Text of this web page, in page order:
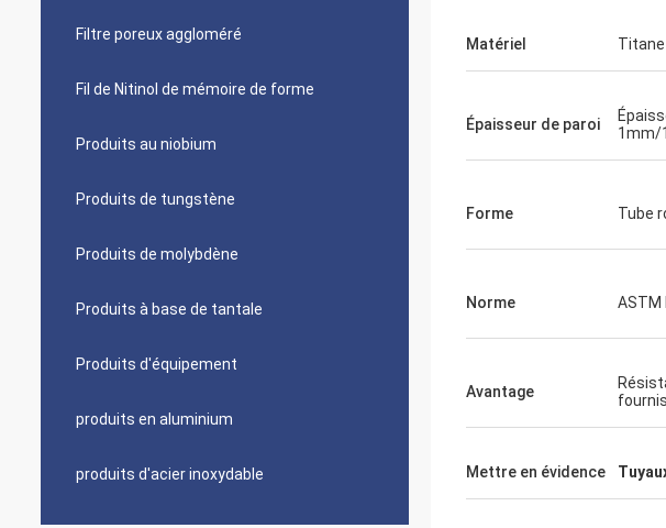
Filtre poreux aggloméré
Fil de Nitinol de mémoire de forme
Produits au niobium
Produits de tungstène
Produits de molybdène
Produits à base de tantale
Produits d'équipement
produits en aluminium
produits d'acier inoxydable
Matériel Titane
Épaisseur de paroi
1mm/
Forme Tube
Norme ASTM
Avantage
Mettre en évidence